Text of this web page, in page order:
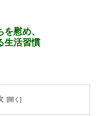
慰め、
生活習慣